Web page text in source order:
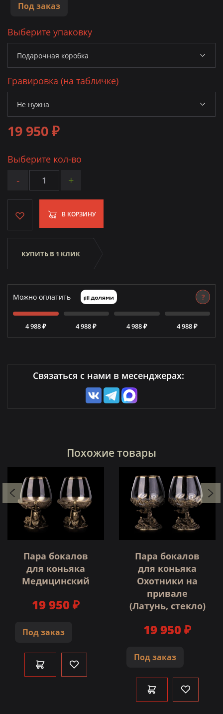
Под заказ
Выберите упаковку
Гравировка (на табличке)
19 950 ₽
Выберите кол-во
- +
В КОРЗИНУ
КУПИТЬ В 1 КЛИК
Можно оплатить ?
4 988 ₽ 4 988 ₽ 4 988 ₽ 4 988 ₽
Связаться с нами в месенджерах:
Похожие товары
Пара бокалов
для коньяка
Медицинский
Под заказ
19 950 ₽
Пара бокалов
для коньяка
Охотники на
привале
(Латунь, стекло)
Под заказ
19 950 ₽